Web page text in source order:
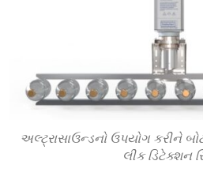
અલ્ટ્રાસાઉન્ડનો ઉપયોગ કરીને
લીક ડિટેક્શન